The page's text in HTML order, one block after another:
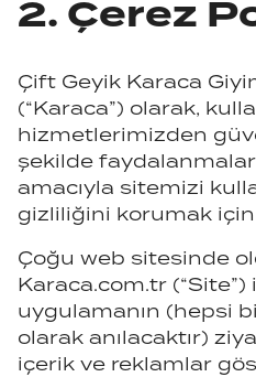
2. Çerez
Çift Geyik Karaca
(“Karaca”) olarak,
hizmetlerimizden
şekilde
amacıyla sitemizi
gizliliğini korumak için
Çoğu web sitesinde
Karaca.com.tr (“Site”)
uygulamanın (hepsi
olarak anılacaktır)
içerik ve reklamlar